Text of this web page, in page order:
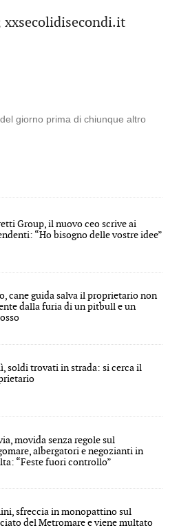
giorno prima di chiunque altro
Group, il nuovo ceo scrive ai
“Ho bisogno delle vostre idee”
cane guida salva il proprietario non
dalla furia di un pitbull e un
soldi trovati in strada: si cerca il
movida senza regole sul
albergatori e negozianti in
“Feste fuori controllo”
sfreccia in monopattino sul
del Metromare e viene multato